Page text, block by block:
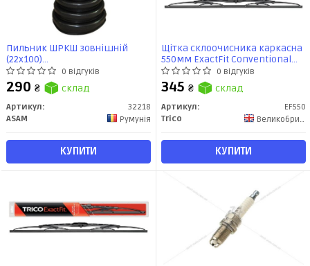
Пильник ШРКШ зовнішній
(22x100)
BMW/Chevrolet/Citroen/Dacia/Fiat/Ford/Hyundai/Kia/Lada/
(32218) Asam
0 відгуків
290 ₴ склад
Артикул:
32218
ASAM
Румунія
КУПИТИ
Щітка склоочисника каркасна
550мм ExactFit Сonventional
(EF550) TRICO0 відгуків
345 ₴ склад
Артикул:
EF550
Trico
Великобритания
КУПИТИ